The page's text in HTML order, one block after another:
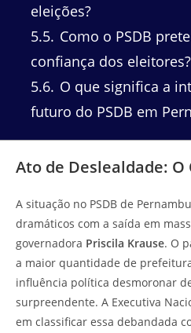
eleições?
5.5 Como o PSDB
confiança dos eleitores?
5.6 O que significa a
futuro do PSDB em
Ato de Deslealdade: O
A situação no PSDB de
dramáticos com a saída em
governadora Priscila Krause. O
a maior quantidade de
influência política desmoronar
surpreendente. A Executiva
em classificar essa debandada